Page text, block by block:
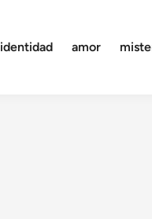
identidad amor